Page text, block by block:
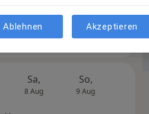
Sa,
8 Aug
So,
9 Aug
Ablehnen Akzeptieren